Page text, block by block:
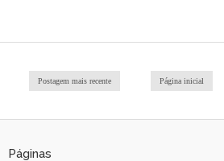
Postagem mais recente Página inicial
Páginas